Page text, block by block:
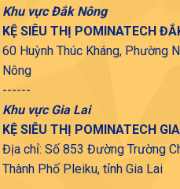
Khu vực Đắk Nông
KỆ SIÊU THỊ POMINATECH
60 Huỳnh Thúc Kháng, Phường
Nông
------
Khu vực Gia Lai
KỆ SIÊU THỊ POMINATECH
Địa chỉ: Số 853 Đường Trường
Thành Phố Pleiku, tỉnh Gia Lai